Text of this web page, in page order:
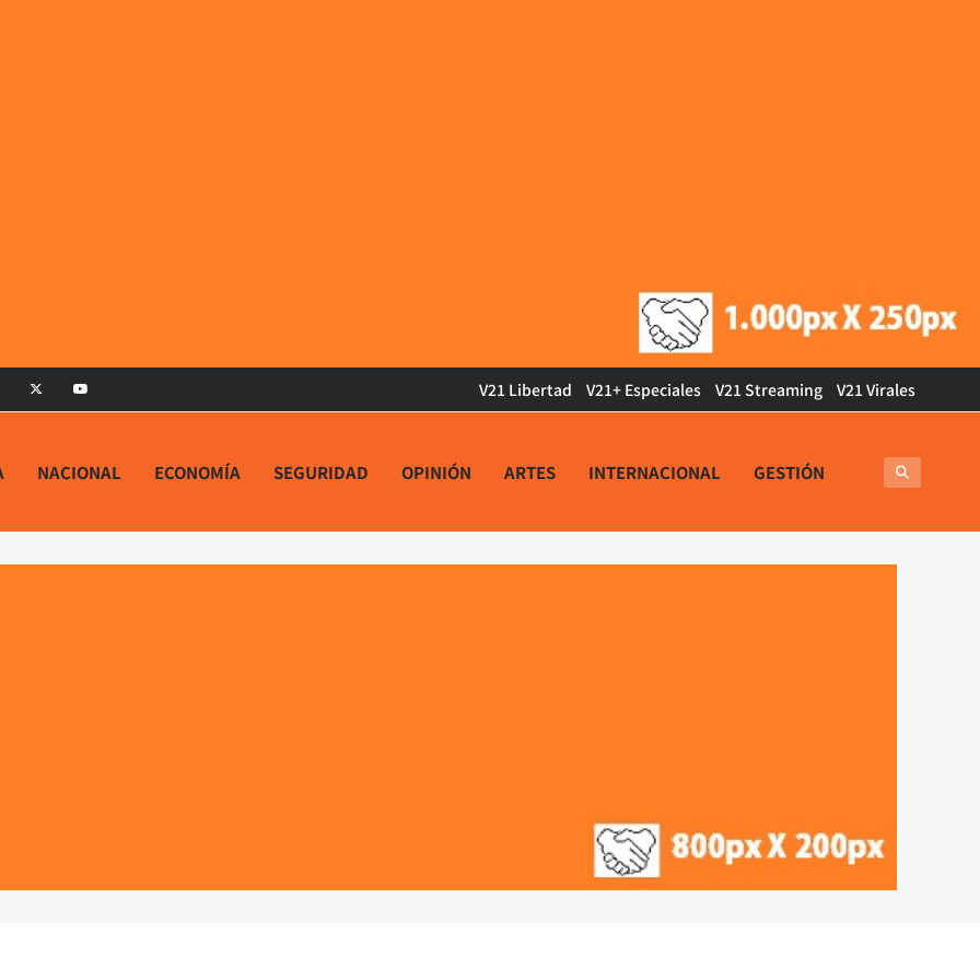
V21 Libertad V21+ Especiales V21 Streaming V21 Virales
NACIONAL ECONOMÍA SEGURIDAD OPINIÓN ARTES INTERNACIONAL GESTIÓN